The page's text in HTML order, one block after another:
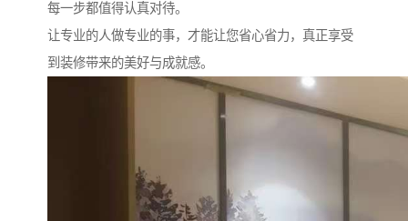
每一步都值得认真对待。
让专业的人做专业的事，才能让您省心省力，真正享受
到装修带来的美好与成就感。